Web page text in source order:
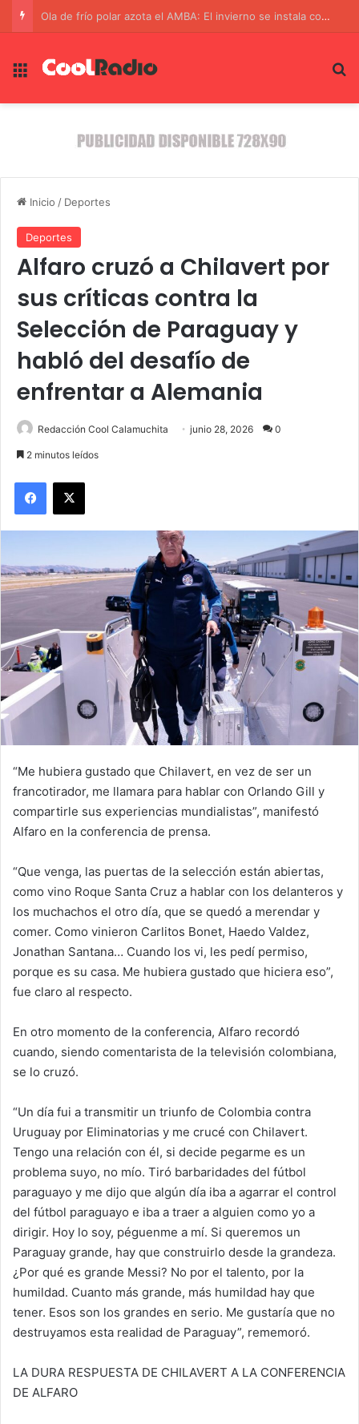
Un Operativo Conjunto Rescata a una Recién Nacida Secuestrada en la Frontera de Brasil y Paraguay
Menú
Inicio / Deportes
Deportes
Alfaro cruzó a Chilavert por
sus críticas contra la
Selección de Paraguay y
habló del desafío de
enfrentar a Alemania
Redacción Cool Calamuchita junio 28, 2026 0
2 minutos leídos
Facebook
X
“Me hubiera gustado que Chilavert, en vez de ser un
francotirador, me llamara para hablar con Orlando Gill y
compartirle sus experiencias mundialistas”, manifestó
Alfaro en la conferencia de prensa.
“Que venga, las puertas de la selección están abiertas,
como vino Roque Santa Cruz a hablar con los delanteros y
los muchachos el otro día, que se quedó a merendar y
comer. Como vinieron Carlitos Bonet, Haedo Valdez,
Jonathan Santana… Cuando los vi, les pedí permiso,
porque es su casa. Me hubiera gustado que hiciera eso”,
fue claro al respecto.
En otro momento de la conferencia, Alfaro recordó
cuando, siendo comentarista de la televisión colombiana,
se lo cruzó.
“Un día fui a transmitir un triunfo de Colombia contra
Uruguay por Eliminatorias y me crucé con Chilavert.
Tengo una relación con él, si decide pegarme es un
problema suyo, no mío. Tiró barbaridades del fútbol
paraguayo y me dijo que algún día iba a agarrar el control
del fútbol paraguayo e iba a traer a alguien como yo a
dirigir. Hoy lo soy, péguenme a mí. Si queremos un
Paraguay grande, hay que construirlo desde la grandeza.
¿Por qué es grande Messi? No por el talento, por la
humildad. Cuanto más grande, más humildad hay que
tener. Esos son los grandes en serio. Me gustaría que no
destruyamos esta realidad de Paraguay”, rememoró.
LA DURA RESPUESTA DE CHILAVERT A LA CONFERENCIA
DE ALFARO